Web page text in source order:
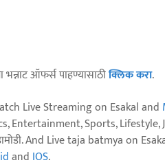
भन्नाट ऑफर्स पाहण्यासाठीक्लिक करा.
Live Streaming on Esakal and
Entertainment, Sports, Lifestyle,
And Live taja batmya on
and IOS.